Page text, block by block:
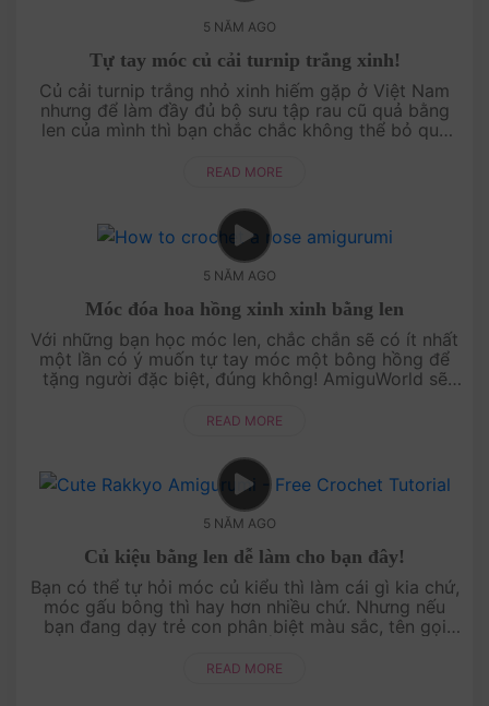
5 NĂM AGO
Tự tay móc củ cải turnip trắng xinh!
Củ cải turnip trắng nhỏ xinh hiếm gặp ở Việt Nam
nhưng để làm đầy đủ bộ sưu tập rau cũ quả bằng
len của mình thì bạn chắc chắc không thể bỏ qua
READ MORE
5 NĂM AGO
Móc đóa hoa hồng xinh xinh bằng len
Với những bạn học móc len, chắc chắn sẽ có ít nhất
một lần có ý muốn tự tay móc một bông hồng để
tặng người đặc biệt, đúng không! AmiguWorld sẽ
READ MORE
5 NĂM AGO
Củ kiệu bằng len dễ làm cho bạn đây!
Bạn có thể tự hỏi móc củ kiểu thì làm cái gì kia chứ,
móc gấu bông thì hay hơn nhiều chứ. Nhưng nếu
bạn đang dạy trẻ con phân biệt màu sắc, tên gọi
READ MORE